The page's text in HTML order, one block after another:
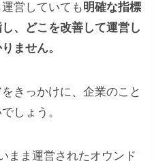
営していても明確な指標
、どこを改善して運営し
ません。
きっかけに、企業のこと
しょう。
まま運営されたオウンド